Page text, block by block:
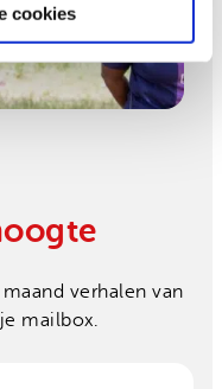
cookies
verhalen van
mailbox.